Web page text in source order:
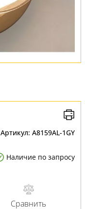
Артикул: A8159AL-1GY
Наличие по запросу